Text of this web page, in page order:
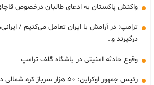
واکنش پاکستان به ادعای طالبان درخصوص
ترامپ: در آرامش با ایران تعامل می‌کنیم /
درگیرند و…
وقوع حادثه امنیتی در باشگاه گلف ترامپ
رئیس جمهور اوکراین: ۵۰ هزار سرباز